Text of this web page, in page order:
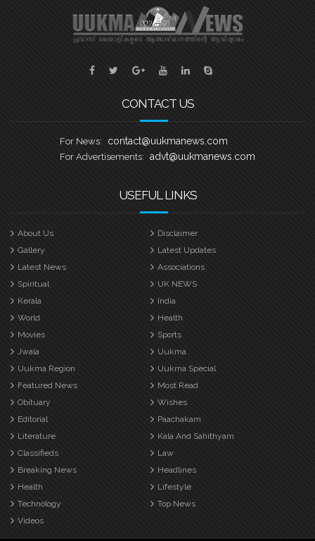
CONTACT US
For News: contact@uukmanews.com
For Advertisements: advt@uukmanews.com
USEFUL LINKS
About Us
Disclaimer
Gallery
Latest Updates
Latest News
Associations
Spiritual
UK NEWS
Kerala
India
World
Health
Movies
Sports
Jwala
Uukma
Uukma Region
Uukma Special
Featured News
Most Read
Obituary
Wishes
Editorial
Paachakam
Literature
Kala And Sahithyam
Classifieds
Law
Breaking News
Headlines
Health
Lifestyle
Technology
Top News
Videos